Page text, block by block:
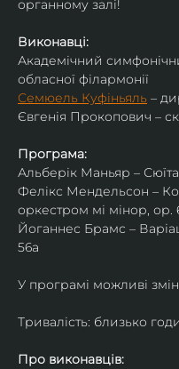
органному залі!
Виконавці:
Академічний
обласної філармонії
Семюель Куфіньяль –
Євгенія Прокопович –
Програма:
Альберік Маньяр –
Фелікс Мендельсон –
оркестром мі мінор, ор.
Йоганнес Брамс –
56a
У програмі можливі
Тривалість: близько
Про виконавців: